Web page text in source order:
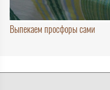
Выпекаем просфоры сами